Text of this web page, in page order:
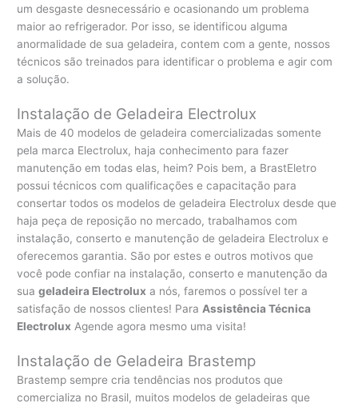
um desgaste desnecessário e ocasionando um problema
maior ao refrigerador. Por isso, se identificou alguma
anormalidade de sua geladeira, contem com a gente, nossos
técnicos são treinados para identificar o problema e agir com
a solução.
Instalação de Geladeira Electrolux
Mais de 40 modelos de geladeira comercializadas somente
pela marca Electrolux, haja conhecimento para fazer
manutenção em todas elas, heim? Pois bem, a BrastEletro
possui técnicos com qualificações e capacitação para
consertar todos os modelos de geladeira Electrolux desde que
haja peça de reposição no mercado, trabalhamos com
instalação, conserto e manutenção de geladeira Electrolux e
oferecemos garantia. São por estes e outros motivos que
você pode confiar na instalação, conserto e manutenção da
suageladeira Electrolux a nós, faremos o possível ter a
satisfação de nossos clientes! Para Assistência Técnica
Electrolux Agende agora mesmo uma visita!
Instalação de Geladeira Brastemp
Brastemp sempre cria tendências nos produtos que
comercializa no Brasil, muitos modelos de geladeiras que